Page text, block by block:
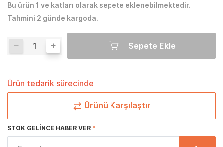
Bu ürün 1 ve katları olarak sepete eklenebilmektedir.
Tahmini 2 günde kargoda.
Sepete Ekle
Ürün tedarik sürecinde
Ürünü Karşılaştır
STOK GELINCE HABER VER